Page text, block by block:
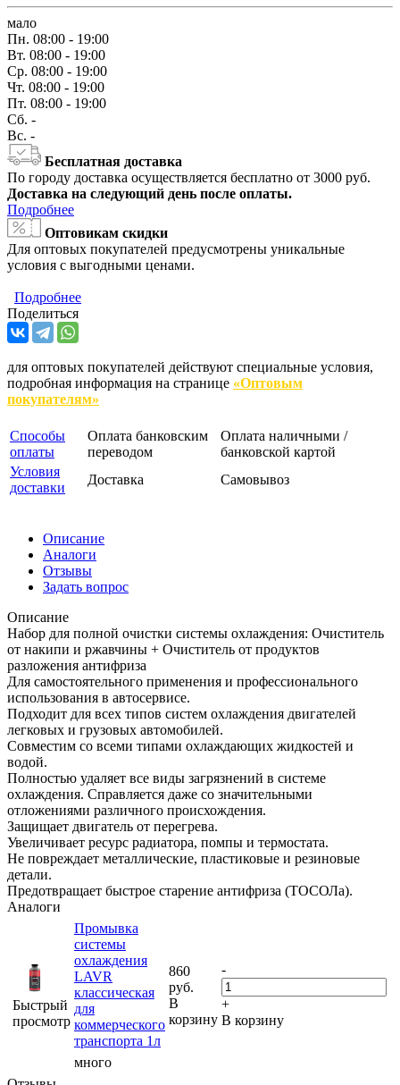
мало
Пн. 08:00 - 19:00
Вт. 08:00 - 19:00
Ср. 08:00 - 19:00
Чт. 08:00 - 19:00
Пт. 08:00 - 19:00
Сб. -
Вс. -
Бесплатная доставка
По городу доставка осуществляется бесплатно от 3000 руб.
Доставка на следующий день после оплаты.
Подробнее
Оптовикам скидки
Для оптовых покупателей предусмотрены уникальные
условия с выгодными ценами.
Подробнее
Поделиться
для оптовых покупателей действуют специальные условия,
подробная информация на странице «Оптовым
покупателям»
Способы
оплаты
Оплата банковским
переводом
Оплата наличными /
банковской картой
Условия
доставки
Доставка Самовывоз
Описание
Аналоги
Отзывы
Задать вопрос
Описание
Набор для полной очистки системы охлаждения: Очиститель
от накипи и ржавчины + Очиститель от продуктов
разложения антифриза
Для самостоятельного применения и профессионального
использования в автосервисе.
Подходит для всех типов систем охлаждения двигателей
легковых и грузовых автомобилей.
Совместим со всеми типами охлаждающих жидкостей и
водой.
Полностью удаляет все виды загрязнений в системе
охлаждения. Справляется даже со значительными
отложениями различного происхождения.
Защищает двигатель от перегрева.
Увеличивает ресурс радиатора, помпы и термостата.
Не повреждает металлические, пластиковые и резиновые
детали.
Предотвращает быстрое старение антифриза (ТОСОЛа).
Аналоги
Быстрый
просмотр
Промывка
системы
охлаждения
LAVR
классическая
для
коммерческого
транспорта 1л
много
860
руб.
В
корзину
-
+
В корзину